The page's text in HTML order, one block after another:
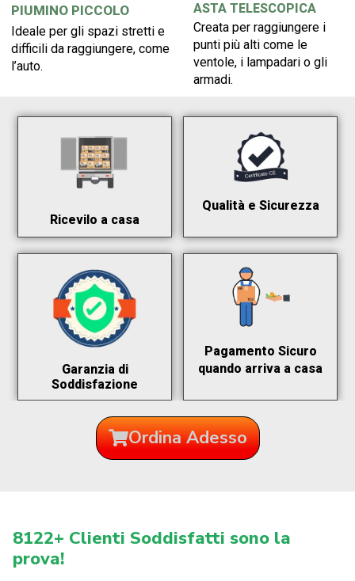
PIUMINO PICCOLO
Ideale per gli spazi stretti e
difficili da raggiungere, come
l’auto.
ASTA TELESCOPICA
Creata per raggiungere i
punti più alti come le
ventole, i lampadari o gli
armadi.
Ricevilo a casa
Qualità e Sicurezza
Garanzia di
Soddisfazione
Pagamento Sicuro
quando arriva a casa
Ordina Adesso
8122+ Clienti Soddisfatti sono la
prova!